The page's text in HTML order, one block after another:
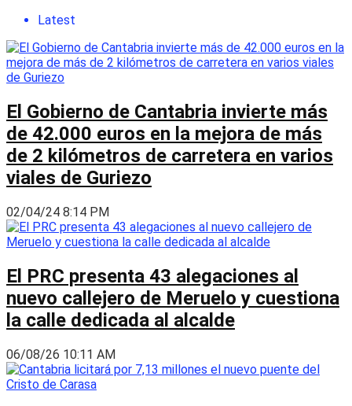
Latest
El Gobierno de Cantabria invierte más
de 42.000 euros en la mejora de más
de 2 kilómetros de carretera en varios
viales de Guriezo
02/04/24 8:14 PM
El PRC presenta 43 alegaciones al
nuevo callejero de Meruelo y cuestiona
la calle dedicada al alcalde
06/08/26 10:11 AM